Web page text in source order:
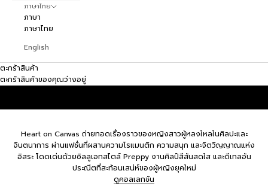
ภาษาไทย
ภาษา
ภาษาไทย
English
ตะกร้าสินค้า
ตะกร้าสินค้าของคุณว่างอยู่
Heart on Canvas ถ่ายทอดเรื่องราวของหญิงสาวผู้หลงใหลในศิลปะและ
จินตนาการ ผ่านแฟชั่นที่ผสานความโรแมนติก ความสนุก และจิตวิญญาณแห่ง
อิสระ โดดเด่นด้วยซิลลูเอทสไตล์ Preppy งานศิลป์สีสันสดใส และดีเทลอัน
ประณีตที่สะท้อนเสน่ห์ของผู้หญิงยุคใหม่
ดูคอลเลกชัน